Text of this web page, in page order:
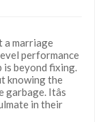
a marriage
performance
is beyond fixing.
knowing the
Itâs
in their